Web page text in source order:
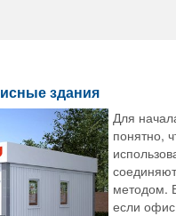
здания
Для
понятно,
методом.
если